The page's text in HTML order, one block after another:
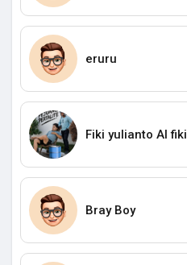
eruru
Fiki yulianto Al fiki
Bray Boy